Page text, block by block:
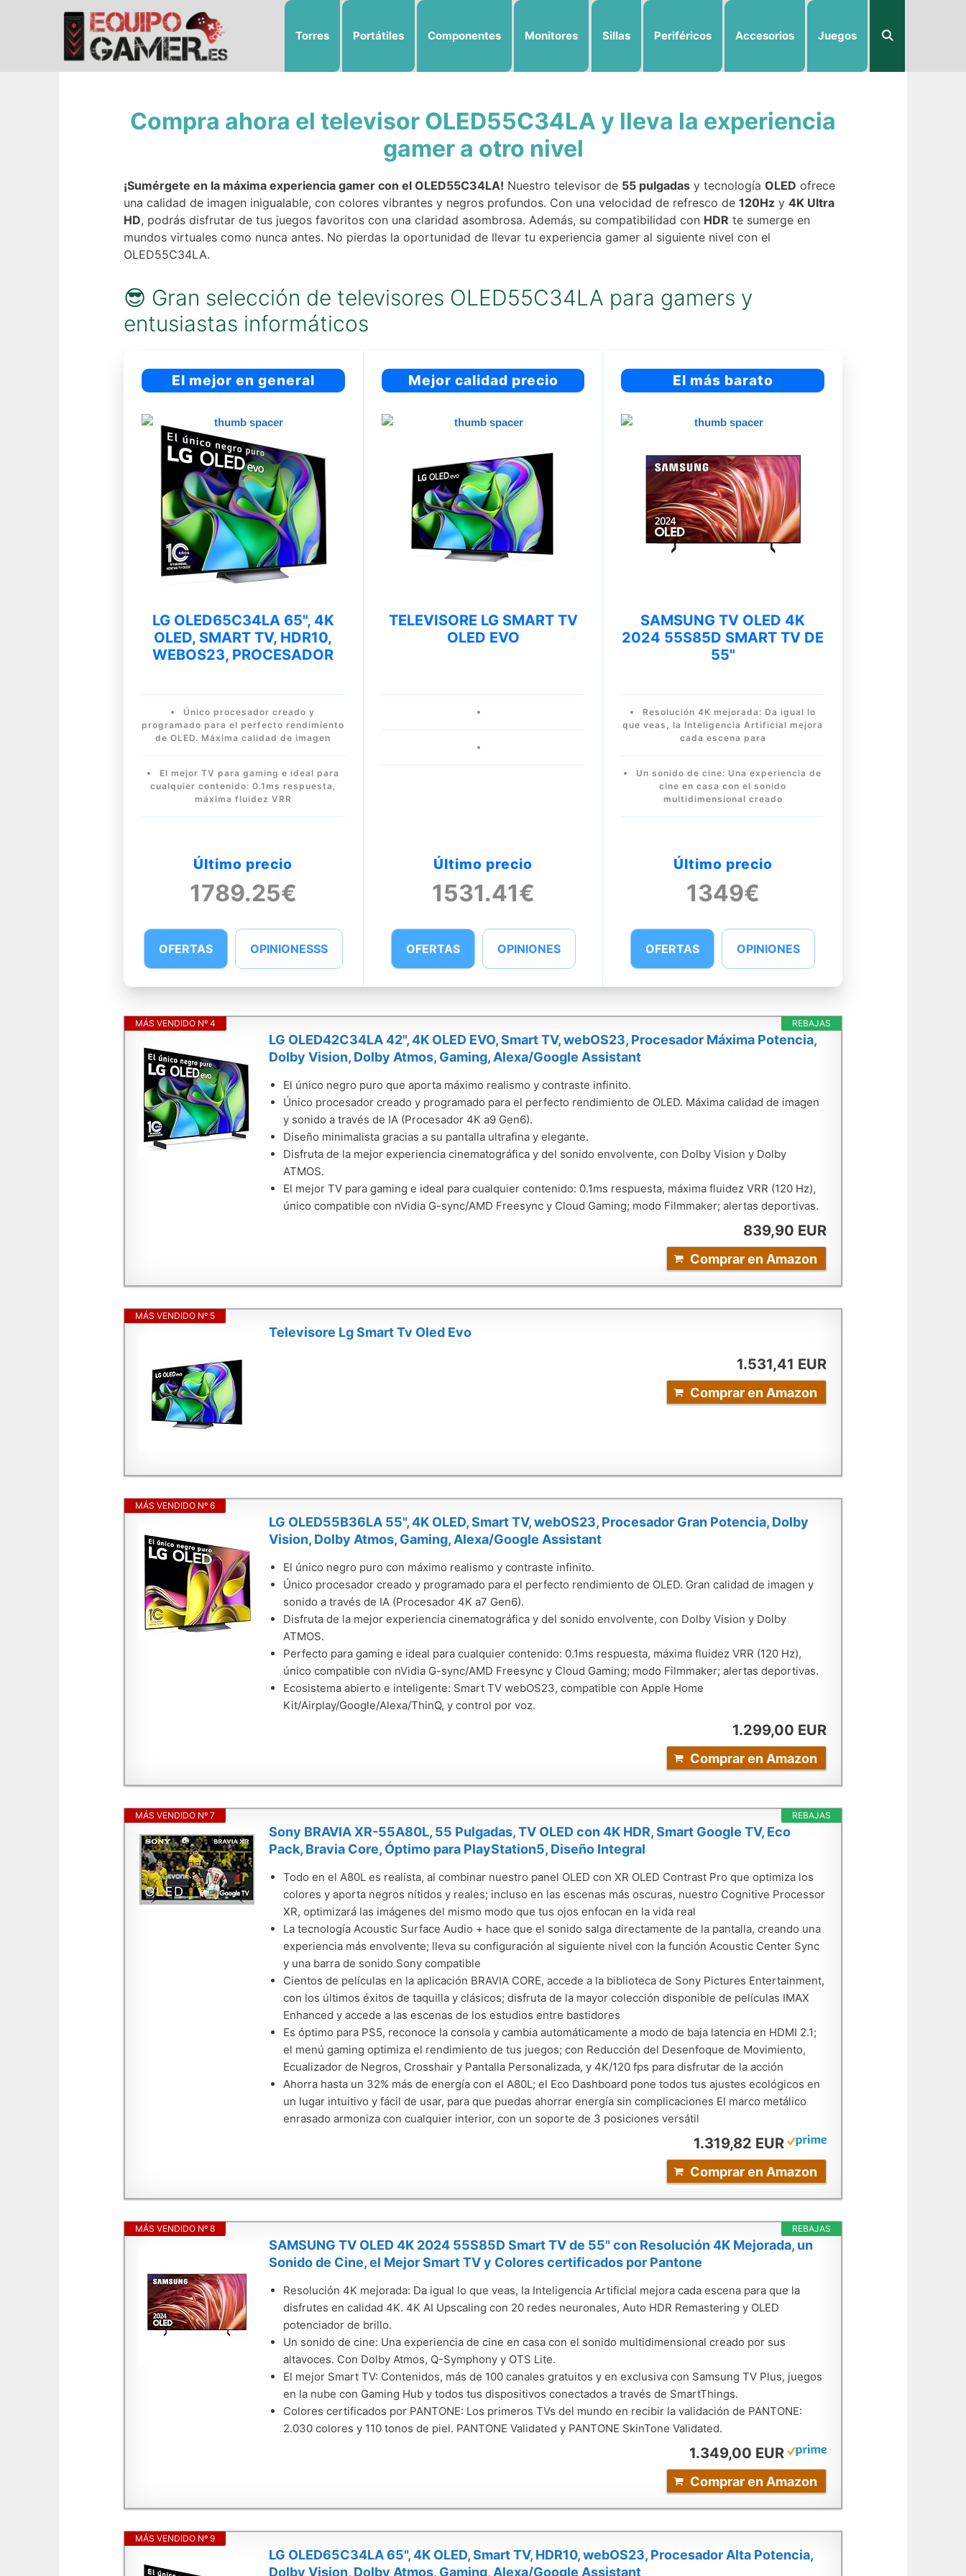
Torres Portátiles Componentes Monitores Sillas Periféricos Accesorios Juegos
Compra ahora el televisor OLED55C34LA y lleva la experiencia
gamer a otro nivel
¡Sumérgete en la máxima experiencia gamer con el OLED55C34LA! Nuestro televisor de 55 pulgadas y tecnología OLED ofrece
una calidad de imagen inigualable, con colores vibrantes y negros profundos. Con una velocidad de refresco de 120Hz y 4K Ultra
HD, podrás disfrutar de tus juegos favoritos con una claridad asombrosa. Además, su compatibilidad con HDR te sumerge en
mundos virtuales como nunca antes. No pierdas la oportunidad de llevar tu experiencia gamer al siguiente nivel con el
OLED55C34LA.
😎 Gran selección de televisores OLED55C34LA para gamers y
entusiastas informáticos
El mejor en general
LG OLED65C34LA 65", 4K
OLED, SMART TV, HDR10,
WEBOS23, PROCESADOR
Único procesador creado y
programado para el perfecto rendimiento
de OLED. Máxima calidad de imagen
El mejor TV para gaming e ideal para
cualquier contenido: 0.1ms respuesta,
máxima fluidez VRR
Último precio
1789.25€
OFERTAS OPINIONESSS
Mejor calidad precio
TELEVISORE LG SMART TV
OLED EVO
Último precio
1531.41€
OFERTAS OPINIONES
El más barato
SAMSUNG TV OLED 4K
2024 55S85D SMART TV DE
55"
Resolución 4K mejorada: Da igual lo
que veas, la Inteligencia Artificial mejora
cada escena para
Un sonido de cine: Una experiencia de
cine en casa con el sonido
multidimensional creado
Último precio
1349€
OFERTAS OPINIONES
REBAJAS
MÁS VENDIDO Nº 4
LG OLED42C34LA 42", 4K OLED EVO, Smart TV, webOS23, Procesador Máxima Potencia,
Dolby Vision, Dolby Atmos, Gaming, Alexa/Google Assistant
El único negro puro que aporta máximo realismo y contraste infinito.
Único procesador creado y programado para el perfecto rendimiento de OLED. Máxima calidad de imagen
y sonido a través de IA (Procesador 4K a9 Gen6).
Diseño minimalista gracias a su pantalla ultrafina y elegante.
Disfruta de la mejor experiencia cinematográfica y del sonido envolvente, con Dolby Vision y Dolby
ATMOS.
El mejor TV para gaming e ideal para cualquier contenido: 0.1ms respuesta, máxima fluidez VRR (120 Hz),
único compatible con nVidia G-sync/AMD Freesync y Cloud Gaming; modo Filmmaker; alertas deportivas.
839,90 EUR
Comprar en Amazon
MÁS VENDIDO Nº 5
Televisore Lg Smart Tv Oled Evo
1.531,41 EUR
Comprar en Amazon
MÁS VENDIDO Nº 6
LG OLED55B36LA 55", 4K OLED, Smart TV, webOS23, Procesador Gran Potencia, Dolby
Vision, Dolby Atmos, Gaming, Alexa/Google Assistant
El único negro puro con máximo realismo y contraste infinito.
Único procesador creado y programado para el perfecto rendimiento de OLED. Gran calidad de imagen y
sonido a través de IA (Procesador 4K a7 Gen6).
Disfruta de la mejor experiencia cinematográfica y del sonido envolvente, con Dolby Vision y Dolby
ATMOS.
Perfecto para gaming e ideal para cualquier contenido: 0.1ms respuesta, máxima fluidez VRR (120 Hz),
único compatible con nVidia G-sync/AMD Freesync y Cloud Gaming; modo Filmmaker; alertas deportivas.
Ecosistema abierto e inteligente: Smart TV webOS23, compatible con Apple Home
Kit/Airplay/Google/Alexa/ThinQ, y control por voz.
1.299,00 EUR
Comprar en Amazon
REBAJAS
MÁS VENDIDO Nº 7
Sony BRAVIA XR-55A80L, 55 Pulgadas, TV OLED con 4K HDR, Smart Google TV, Eco
Pack, Bravia Core, Óptimo para PlayStation5, Diseño Integral
Todo en el A80L es realista, al combinar nuestro panel OLED con XR OLED Contrast Pro que optimiza los
colores y aporta negros nítidos y reales; incluso en las escenas más oscuras, nuestro Cognitive Processor
XR, optimizará las imágenes del mismo modo que tus ojos enfocan en la vida real
La tecnología Acoustic Surface Audio + hace que el sonido salga directamente de la pantalla, creando una
experiencia más envolvente; lleva su configuración al siguiente nivel con la función Acoustic Center Sync
y una barra de sonido Sony compatible
Cientos de películas en la aplicación BRAVIA CORE, accede a la biblioteca de Sony Pictures Entertainment,
con los últimos éxitos de taquilla y clásicos; disfruta de la mayor colección disponible de películas IMAX
Enhanced y accede a las escenas de los estudios entre bastidores
Es óptimo para PS5, reconoce la consola y cambia automáticamente a modo de baja latencia en HDMI 2.1;
el menú gaming optimiza el rendimiento de tus juegos; con Reducción del Desenfoque de Movimiento,
Ecualizador de Negros, Crosshair y Pantalla Personalizada, y 4K/120 fps para disfrutar de la acción
Ahorra hasta un 32% más de energía con el A80L; el Eco Dashboard pone todos tus ajustes ecológicos en
un lugar intuitivo y fácil de usar, para que puedas ahorrar energía sin complicaciones El marco metálico
enrasado armoniza con cualquier interior, con un soporte de 3 posiciones versátil
1.319,82 EUR
Comprar en Amazon
REBAJAS
MÁS VENDIDO Nº 8
SAMSUNG TV OLED 4K 2024 55S85D Smart TV de 55" con Resolución 4K Mejorada, un
Sonido de Cine, el Mejor Smart TV y Colores certificados por Pantone
Resolución 4K mejorada: Da igual lo que veas, la Inteligencia Artificial mejora cada escena para que la
disfrutes en calidad 4K. 4K AI Upscaling con 20 redes neuronales, Auto HDR Remastering y OLED
potenciador de brillo.
Un sonido de cine: Una experiencia de cine en casa con el sonido multidimensional creado por sus
altavoces. Con Dolby Atmos, Q-Symphony y OTS Lite.
El mejor Smart TV: Contenidos, más de 100 canales gratuitos y en exclusiva con Samsung TV Plus, juegos
en la nube con Gaming Hub y todos tus dispositivos conectados a través de SmartThings.
Colores certificados por PANTONE: Los primeros TVs del mundo en recibir la validación de PANTONE:
2.030 colores y 110 tonos de piel. PANTONE Validated y PANTONE SkinTone Validated.
1.349,00 EUR
Comprar en Amazon
MÁS VENDIDO Nº 9
LG OLED65C34LA 65", 4K OLED, Smart TV, HDR10, webOS23, Procesador Alta Potencia,
Dolby Vision, Dolby Atmos, Gaming, Alexa/Google Assistant